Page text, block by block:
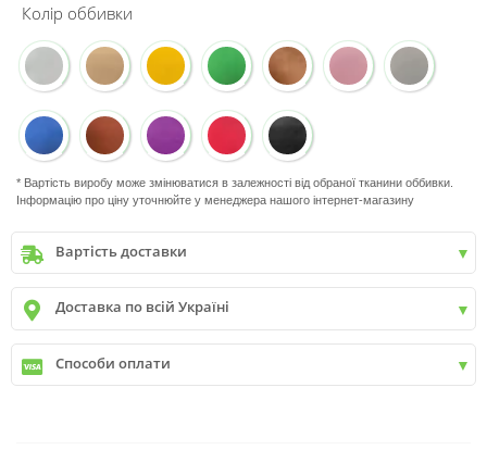
Колір оббивки
* Вартість виробу може змінюватися в залежності від обраної тканини оббивки.
Інформацію про ціну уточнюйте у менеджера нашого інтернет-магазину
Вартість доставки
Київдо9999 грн. -400 грн.
Київвід9999 грн - БЕЗКОШТОВНО
Київ передмістя +30 грн\км
Доставка по всій Україні
✓Нова пошта
✓Делівері
✓Автолюкс
Способи оплати